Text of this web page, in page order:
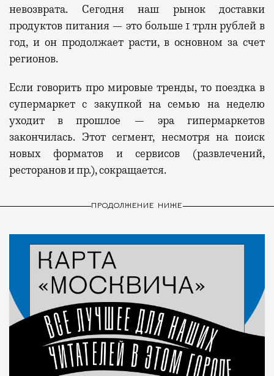
невозврата. Сегодня наш рынок доставки
продуктов питания — это больше 1 трлн рублей в
год, и он продолжает расти, в основном за счет
регионов.
Если говорить про мировые тренды, то поездка в
супермаркет с закупкой на семью на неделю
уходит в прошлое — эра гипермаркетов
закончилась. Этот сегмент, несмотря на поиск
новых форматов и сервисов (развлечений,
ресторанов и пр.), сокращается.
ПРОДОЛЖЕНИЕ НИЖЕ